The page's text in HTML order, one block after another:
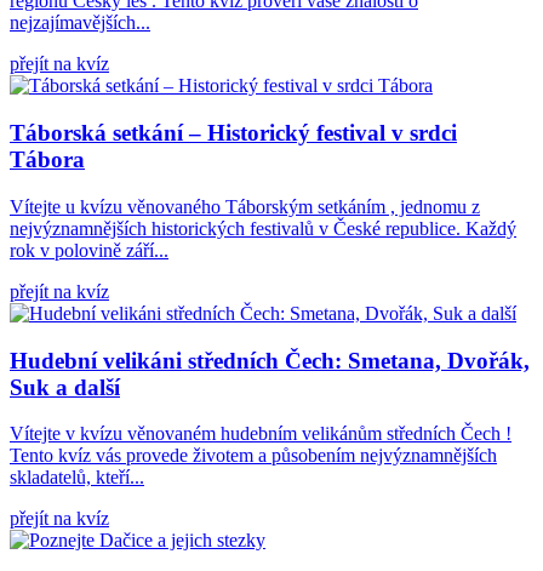
nejzajímavějších...
přejít na kvíz
Táborská setkání – Historický festival v srdci
Tábora
Vítejte u kvízu věnovaného Táborským setkáním , jednomu z
nejvýznamnějších historických festivalů v České republice. Každý
rok v polovině září...
přejít na kvíz
Hudební velikáni středních Čech: Smetana, Dvořák,
Suk a další
Vítejte v kvízu věnovaném hudebním velikánům středních Čech !
Tento kvíz vás provede životem a působením nejvýznamnějších
skladatelů, kteří...
přejít na kvíz